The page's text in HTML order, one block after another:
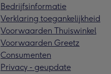
Bedrijfsinformatie
Verklaring toegankelijkheid
Voorwaarden Thuiswinkel
Voorwaarden Greetz
Consumenten
Privacy - geupdate